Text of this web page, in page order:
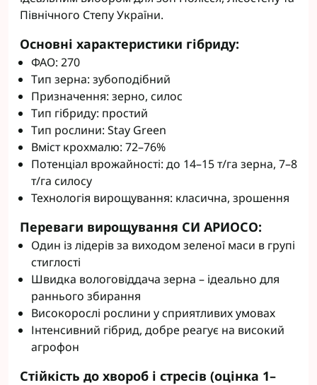
Північного Степу України.
Основні характеристики гібриду:
ФАО: 270
Тип зерна: зубоподібний
Призначення: зерно, силос
Тип гібриду: простий
Тип рослини: Stay Green
Вміст крохмалю: 72–76%
Потенціал врожайності: до 14–15 т/га зерна, 7–8
т/га силосу
Технологія вирощування: класична, зрошення
Переваги вирощування СИ АРИОСО:
Один із лідерів за виходом зеленої маси в групі
стиглості
Швидка вологовіддача зерна – ідеально для
раннього збирання
Високорослі рослини у сприятливих умовах
Інтенсивний гібрид, добре реагує на високий
агрофон
Стійкість до хвороб і стресів (оцінка 1–